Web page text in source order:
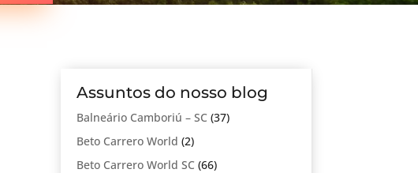
Assuntos do nosso blog
Balneário Camboriú – SC (37)
Beto Carrero World (2)
Beto Carrero World SC (66)